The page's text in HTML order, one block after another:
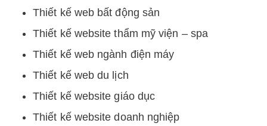
Thiết kế web bất động sản
Thiết kế website thẩm mỹ viện – spa
Thiết kế web ngành điện máy
Thiết kế web du lịch
Thiết kế website giáo dục
Thiết kế website doanh nghiệp